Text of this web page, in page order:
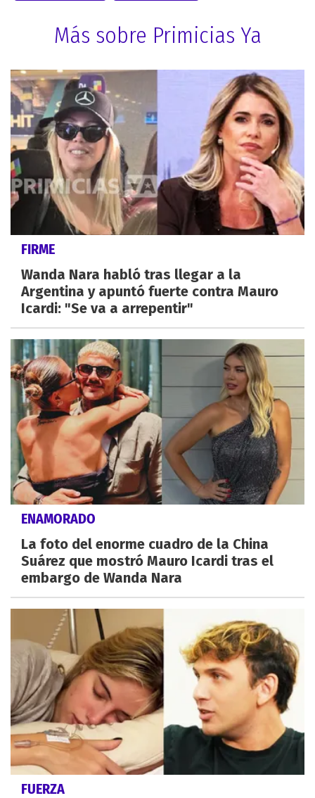
Más sobre Primicias Ya
FIRME
Wanda Nara habló tras llegar a la
Argentina y apuntó fuerte contra Mauro
Icardi: "Se va a arrepentir"
ENAMORADO
La foto del enorme cuadro de la China
Suárez que mostró Mauro Icardi tras el
embargo de Wanda Nara
FUERZA